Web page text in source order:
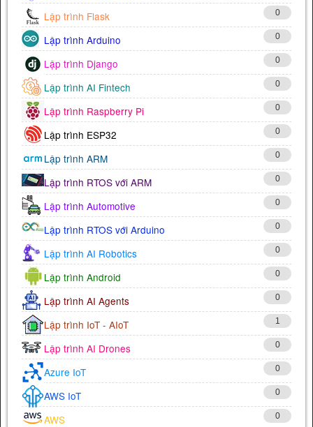
Lập trình Flask 0
Lập trình Arduino 0
Lập trình Django 0
Lập trình AI Fintech 0
Lập trình Raspberry Pi 0
Lập trình ESP32 0
Lập trình ARM 0
Lập trình RTOS với ARM 0
Lập trình Automotive 0
Lập trình RTOS với Arduino 0
Lập trình AI Robotics 0
Lập trình Android 0
Lập trình AI Agents 0
Lập trình IoT - AIoT 1
Lập trình AI Drones 0
Azure IoT 0
AWS IoT 0
AWS 0